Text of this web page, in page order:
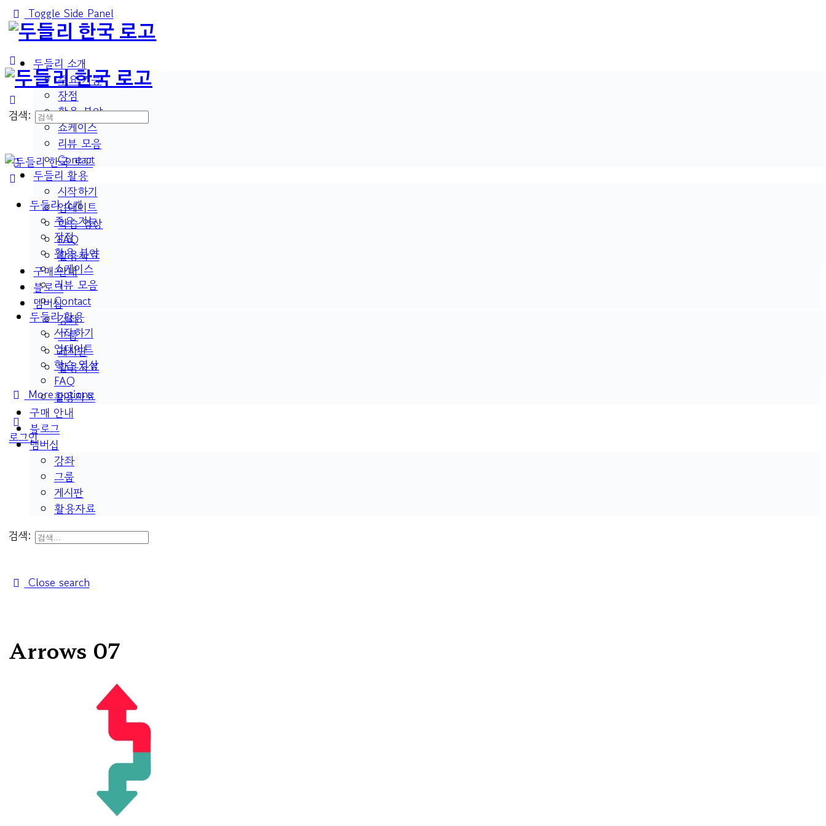
Toggle Side Panel
두들리 소개
주요 기능
장점
활용 분야
쇼케이스
리뷰 모음
Contact
두들리 활용
시작하기
업데이트
학습 영상
FAQ
활용자료
구매 안내
블로그
멤버십
강좌
그룹
게시판
활용자료
More options
로그인
검색:
두들리 소개
주요 기능
장점
활용 분야
쇼케이스
리뷰 모음
Contact
두들리 활용
시작하기
업데이트
학습 영상
FAQ
활용자료
구매 안내
블로그
멤버십
강좌
그룹
게시판
활용자료
검색:
Close search
Arrows 07